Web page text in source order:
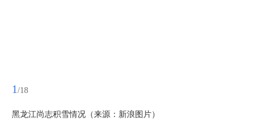
1 /18
黑龙江尚志积雪情况（来源：新浪图片）